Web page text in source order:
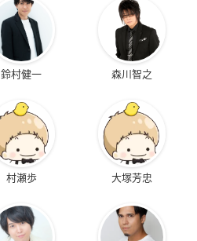
鈴村健一 森川智之
村瀬歩 大塚芳忠